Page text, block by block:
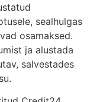
sealhulgas
osamaksed.
ja alustada
salvestades